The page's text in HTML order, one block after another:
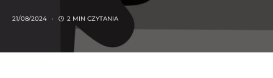
21/08/2024 2 MIN CZYTANIA